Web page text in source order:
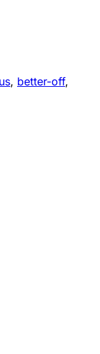
, better-off,